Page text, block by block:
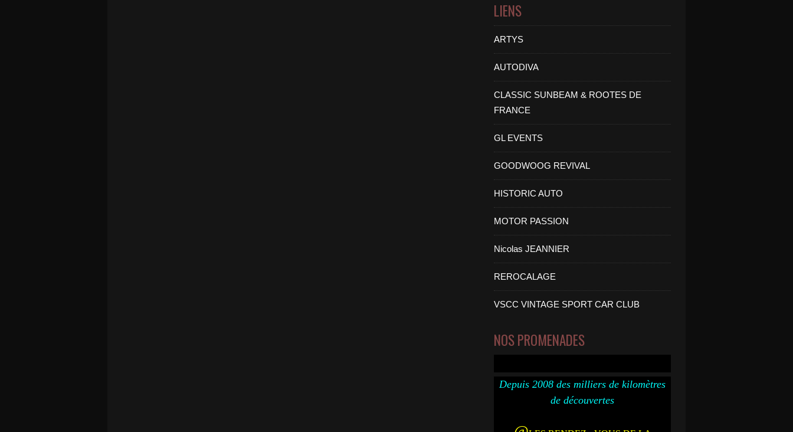
LIENS
ARTYS
AUTODIVA
CLASSIC SUNBEAM & ROOTES DE
FRANCE
GL EVENTS
GOODWOOG REVIVAL
HISTORIC AUTO
MOTOR PASSION
Nicolas JEANNIER
REROCALAGE
VSCC VINTAGE SPORT CAR CLUB
NOS PROMENADES
Depuis 2008 des milliers de kilomètres
de découvertes